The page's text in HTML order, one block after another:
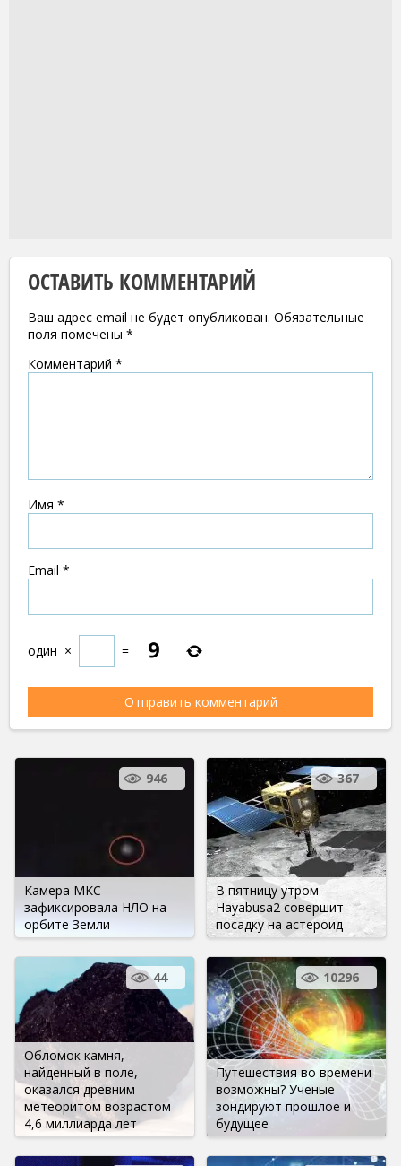
ОСТАВИТЬ КОММЕНТАРИЙ
Ваш адрес email не будет опубликован. Обязательные
поля помечены *
Комментарий *
Имя *
Email *
один × =
Камера МКС
зафиксировала НЛО на
орбите Земли
946
В пятницу утром
Hayabusa2 совершит
посадку на астероид
367
Обломок камня,
найденный в поле,
оказался древним
метеоритом возрастом
4,6 миллиарда лет
44
Путешествия во времени
возможны? Ученые
зондируют прошлое и
будущее
10296